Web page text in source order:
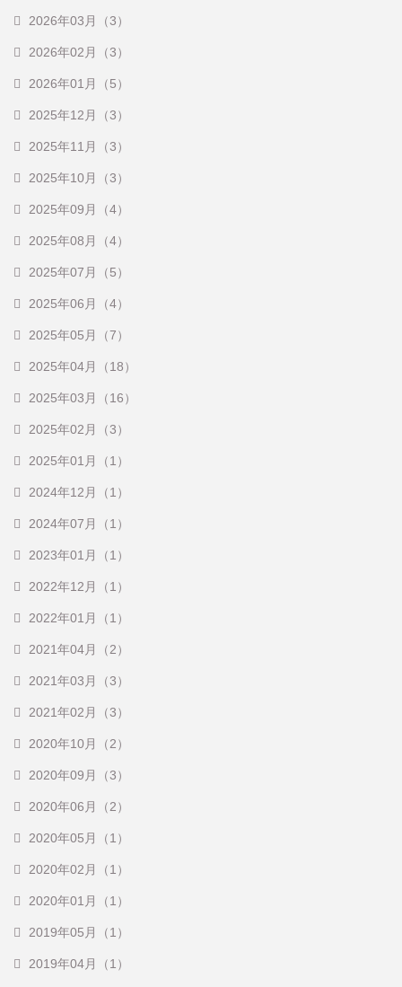
2026年03月（3）
2026年02月（3）
2026年01月（5）
2025年12月（3）
2025年11月（3）
2025年10月（3）
2025年09月（4）
2025年08月（4）
2025年07月（5）
2025年06月（4）
2025年05月（7）
2025年04月（18）
2025年03月（16）
2025年02月（3）
2025年01月（1）
2024年12月（1）
2024年07月（1）
2023年01月（1）
2022年12月（1）
2022年01月（1）
2021年04月（2）
2021年03月（3）
2021年02月（3）
2020年10月（2）
2020年09月（3）
2020年06月（2）
2020年05月（1）
2020年02月（1）
2020年01月（1）
2019年05月（1）
2019年04月（1）